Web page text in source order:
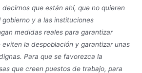
que están ahí, que no quieren
y a las instituciones
medidas reales para garantizar
la despoblación y garantizar unas
Para que se favorezca la
que creen puestos de trabajo, para